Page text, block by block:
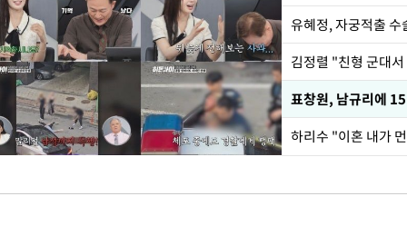
유혜정, 자궁적출
김정렬 "친형 군대
하리수 "이혼 내가